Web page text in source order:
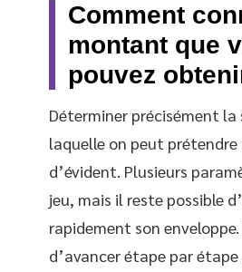
Comment
montant que
pouvez
Déterminer précisément la
laquelle on peut prétendre
d’évident. Plusieurs
jeu, mais il reste possible
rapidement son
d’avancer étape par étape